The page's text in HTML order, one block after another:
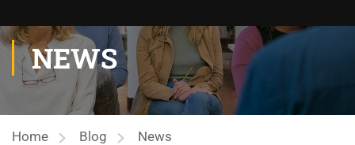
NEWS
Home Blog News